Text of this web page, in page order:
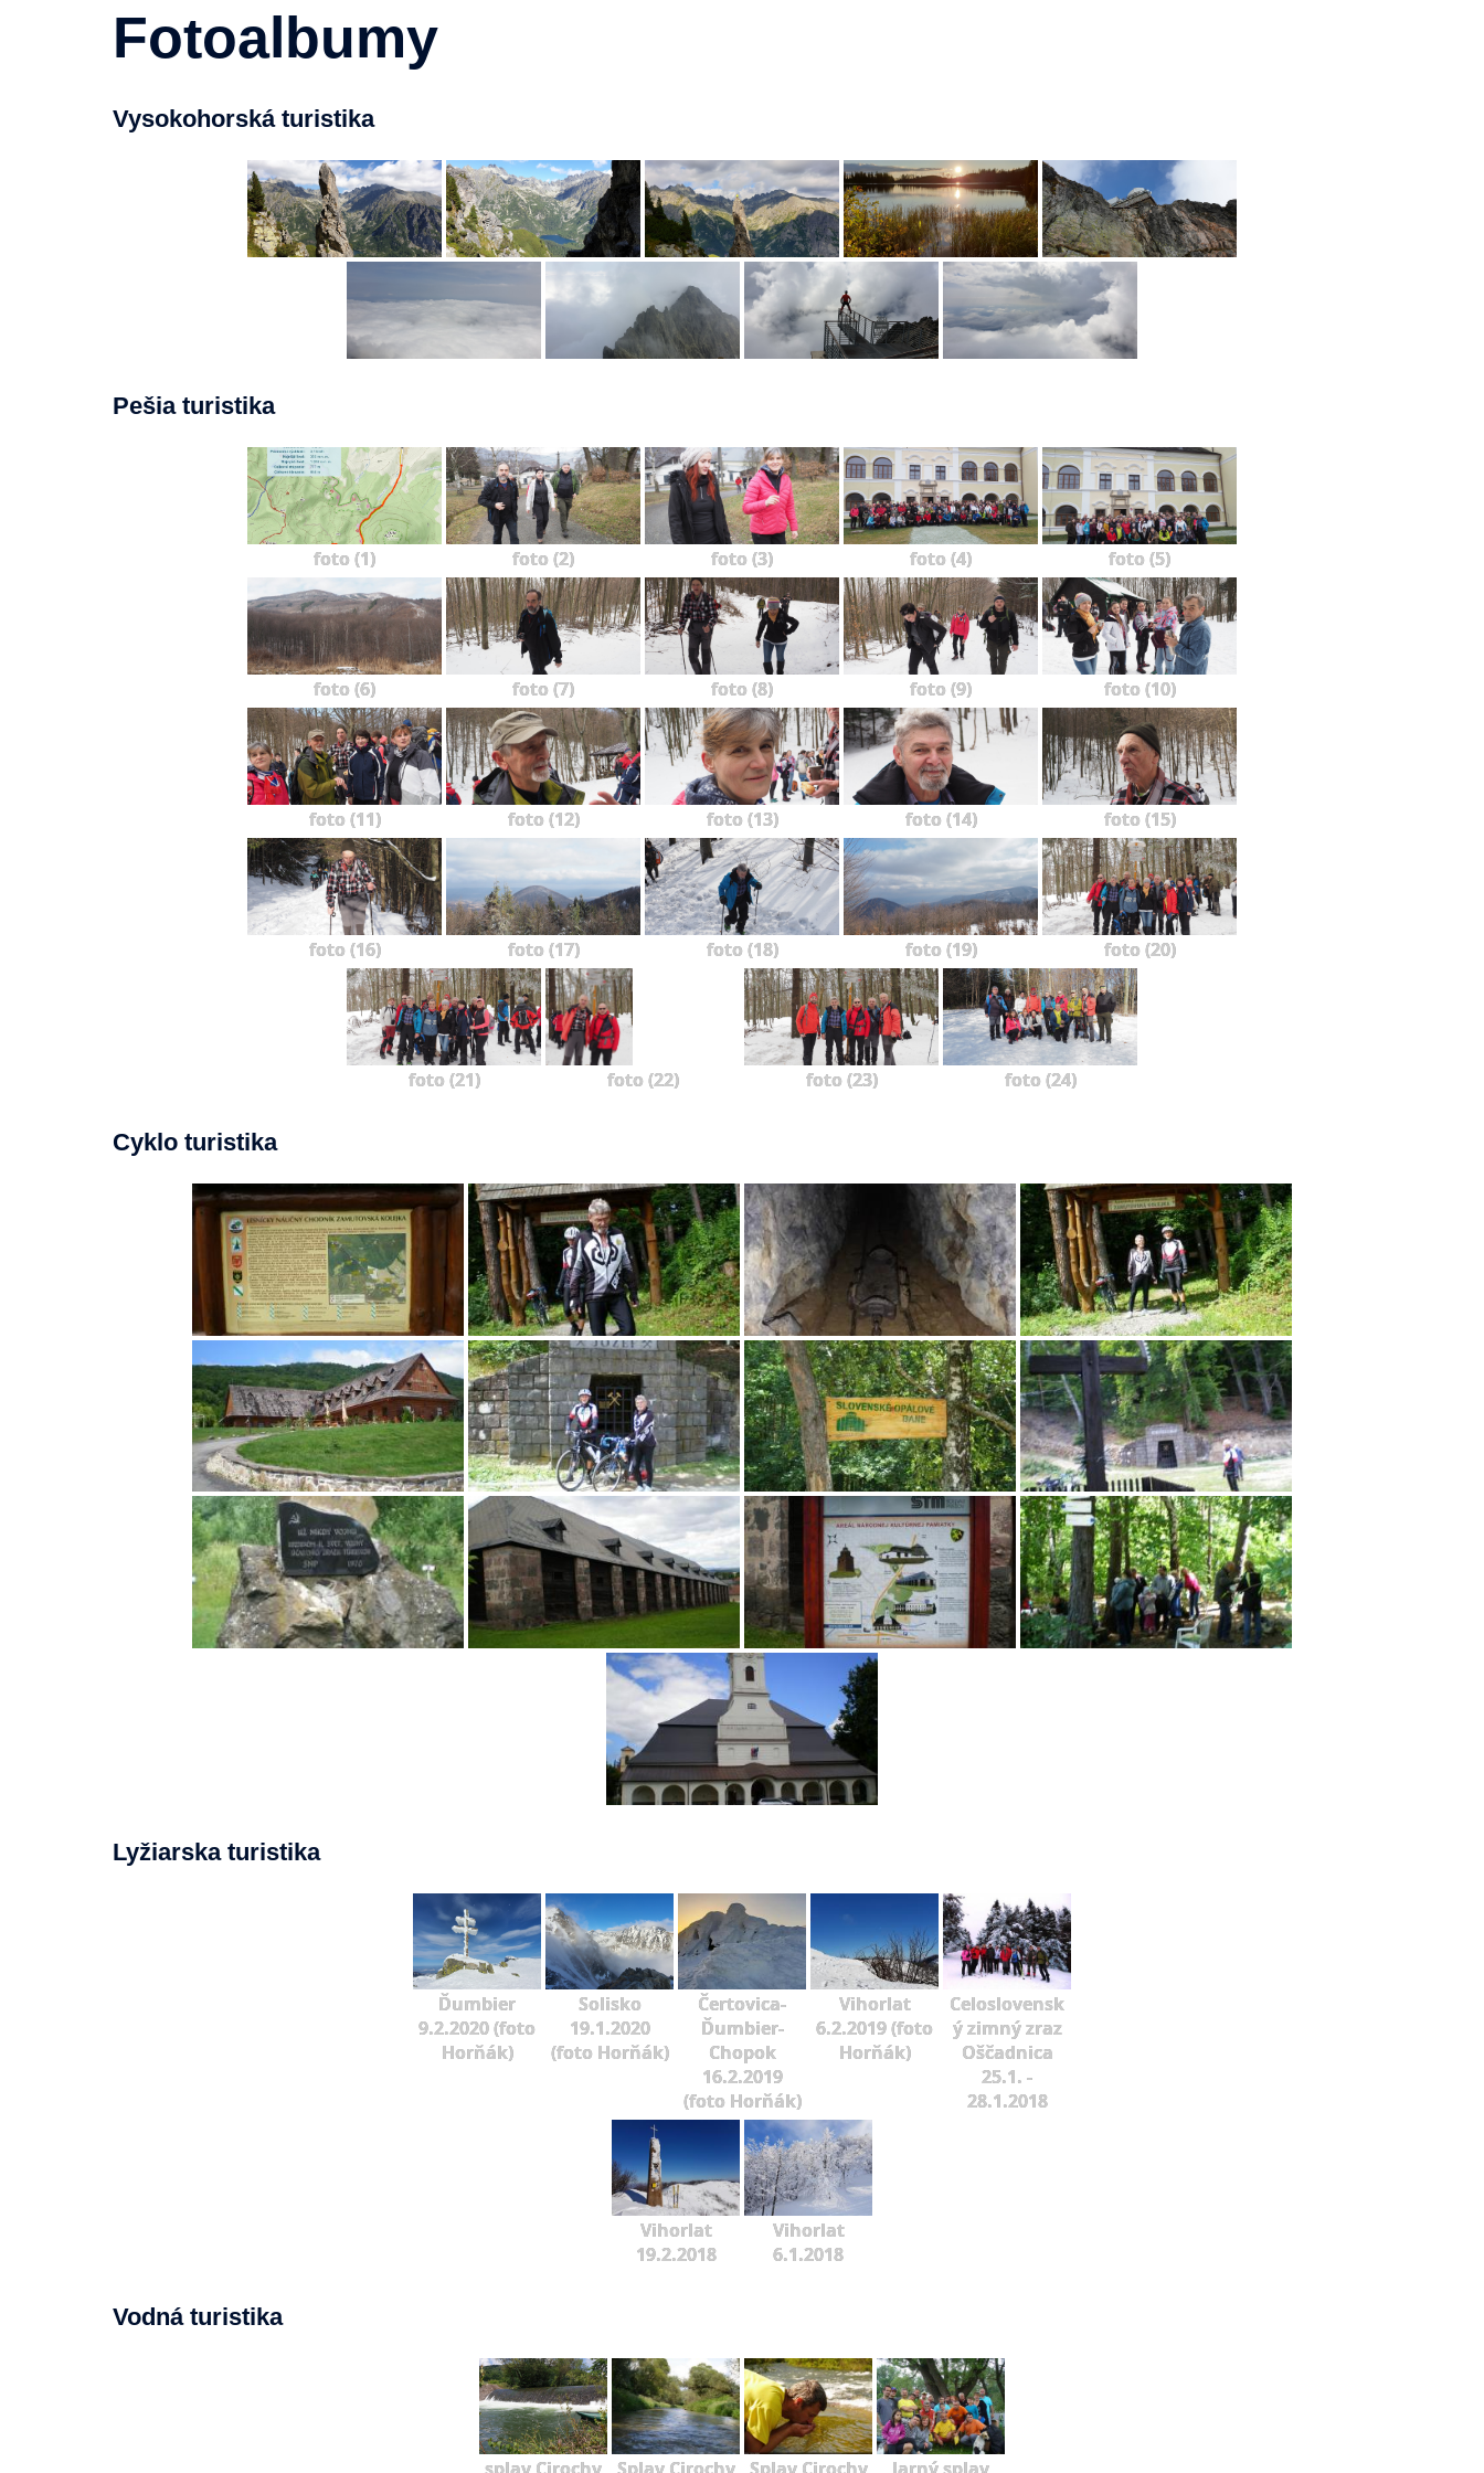
Fotoalbumy
Vysokohorská turistika
Pešia turistika
foto (1) foto (2) foto (3) foto (4) foto (5)
foto (6) foto (7) foto (8) foto (9) foto (10)
foto (11) foto (12) foto (13) foto (14) foto (15)
foto (16) foto (17) foto (18) foto (19) foto (20)
foto (21) foto (22) foto (23) foto (24)
Cyklo turistika
Lyžiarska turistika
Ďumbier
9.2.2020 (foto
Horňák)
Solisko
19.1.2020
(foto Horňák)
Čertovica-
Ďumbier-
Chopok
16.2.2019
(foto Horňák)
Vihorlat
6.2.2019 (foto
Horňák)
Celoslovensk
ý zimný zraz
Oščadnica
25.1. -
28.1.2018
Vihorlat
19.2.2018
Vihorlat
6.1.2018
Vodná turistika
splav Cirochy Splav Cirochy Splav Cirochy Jarný splav